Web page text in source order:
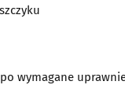
wymagane